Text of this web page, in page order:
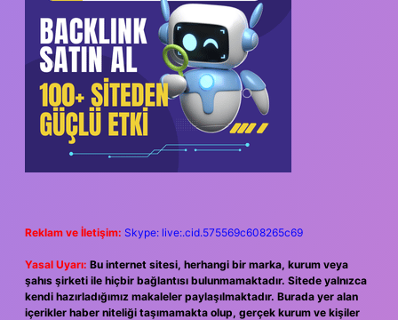
Reklam ve İletişim: Skype: live:.cid.575569c608265c69
Yasal Uyarı: Bu internet sitesi, herhangi bir marka, kurum veya
şahıs şirketi ile hiçbir bağlantısı bulunmamaktadır. Sitede yalnızca
kendi hazırladığımız makaleler paylaşılmaktadır. Burada yer alan
içerikler haber niteliği taşımamakta olup, gerçek kurum ve kişiler